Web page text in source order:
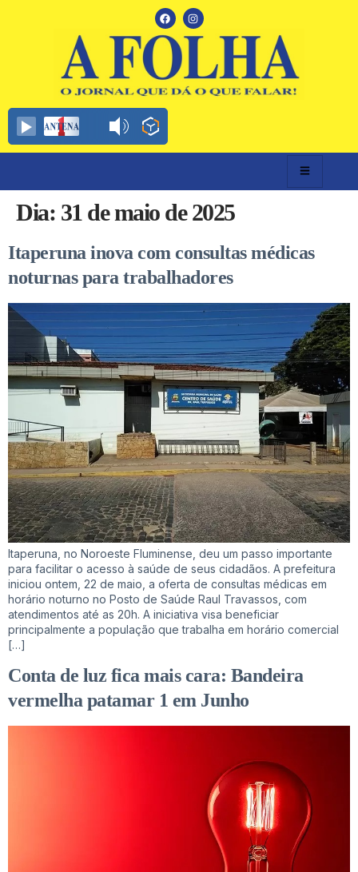
Dia: 31 de maio de 2025
Itaperuna inova com consultas médicas
noturnas para trabalhadores
Itaperuna, no Noroeste Fluminense, deu um passo importante
para facilitar o acesso à saúde de seus cidadãos. A prefeitura
iniciou ontem, 22 de maio, a oferta de consultas médicas em
horário noturno no Posto de Saúde Raul Travassos, com
atendimentos até as 20h. A iniciativa visa beneficiar
principalmente a população que trabalha em horário comercial
[…]
Conta de luz fica mais cara: Bandeira
vermelha patamar 1 em Junho